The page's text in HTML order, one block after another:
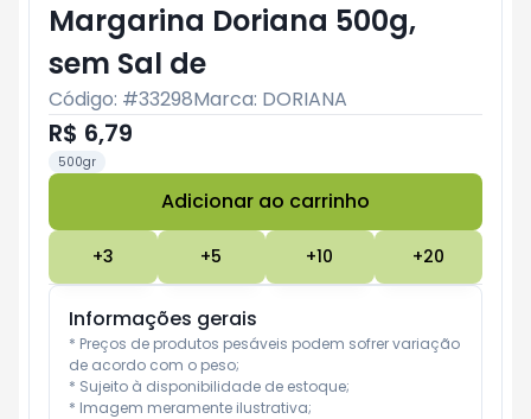
Margarina Doriana 500g,
sem Sal de
Código: #33298Marca: DORIANA
R$ 6,79
500gr
Adicionar ao carrinho
+3 +5 +10 +20
Informações gerais
* Preços de produtos pesáveis podem sofrer variação
de acordo com o peso;
* Sujeito à disponibilidade de estoque;
* Imagem meramente ilustrativa;